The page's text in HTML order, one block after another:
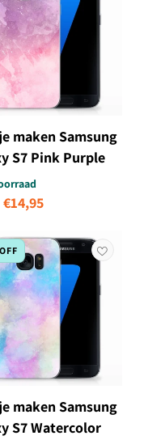
maken Samsung
S7 Pink Purple
€14,95
maken Samsung
S7 Watercolor